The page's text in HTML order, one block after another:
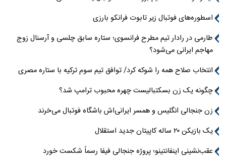
اسطوره‌های فوتبال زیر تابوت فرانکو بارزی
طارمی در رادار تیم مطرح فرانسوی؛ ستاره سابق چلسی و آرسنال زوج
مهاجم ایرانی می‌شود؟
انتخاب صلاح همه را شوکه کرد/ توافق تیم سوم ترکیه با ستاره مصری
چگونه یک زن بسکتبالیست چهره محبوب ترامپ شد؟
زن جنجالی انگلیس و همسر ایرانی‌اش باشگاه فوتبال می‌خرند
یک بازیکن ۲۰ ساله کاپیتان جدید استقلال
عقب‌نشینی اینفانتینو؛ پروژه جنجالی فیفا رسماً شکست خورد